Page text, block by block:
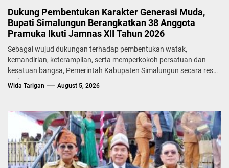
Dukung Pembentukan Karakter Generasi Muda,
Bupati Simalungun Berangkatkan 38 Anggota
Pramuka Ikuti Jamnas XII Tahun 2026
Sebagai wujud dukungan terhadap pembentukan watak,
kemandirian, keterampilan, serta memperkokoh persatuan dan
kesatuan bangsa, Pemerintah Kabupaten Simalungun secara resmi
melepas...
Wida Tarigan August 5, 2026